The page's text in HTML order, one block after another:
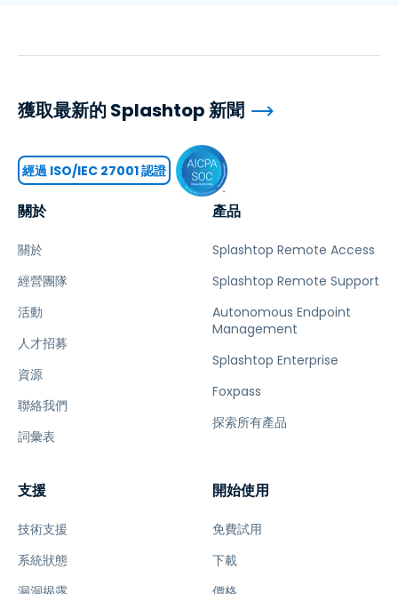
關於
關於
經營團隊
活動
人才招募
資源
聯絡我們
詞彙表
產品
Splashtop Remote Access
Splashtop Remote Support
Autonomous Endpoint
Management
Splashtop Enterprise
Foxpass
探索所有產品
支援
技術支援
系統狀態
開始使用
免費試用
下載
獲取最新的 Splashtop 新聞
經過 ISO/IEC 27001 認證